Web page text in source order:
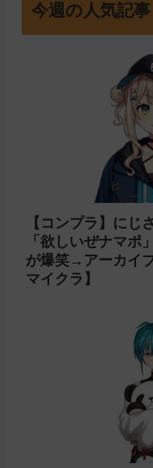
今週の人気記事
【コンプラ】にじ
「欲しいぜナマポ
が爆笑→アーカイ
マイクラ】